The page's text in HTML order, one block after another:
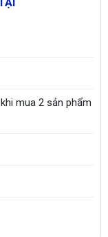
mua 2 sản phẩm